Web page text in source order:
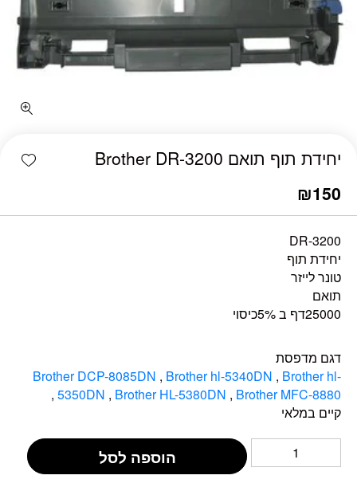
יחידת תוף תואם Brother DR-3200
₪150
DR-3200
יחידת תוף
טונר לייזר
תואם
25000דף ב 5%כיסוי
דגם מדפסת
Brother DCP-8085DN , Brother hl-5340DN , Brother hl-
5350DN , Brother HL-5380DN , Brother MFC-8880
,
קיים במלאי
הוספה לסל